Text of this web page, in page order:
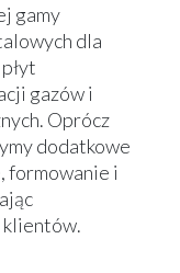
gamy
dla
gazów i
Oprócz
dodatkowe
formowanie i
klientów.